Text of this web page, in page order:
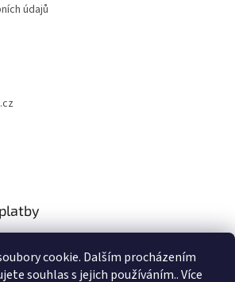
cookie. Dalším procházením
souhlas s jejich používáním.. Více
údajů